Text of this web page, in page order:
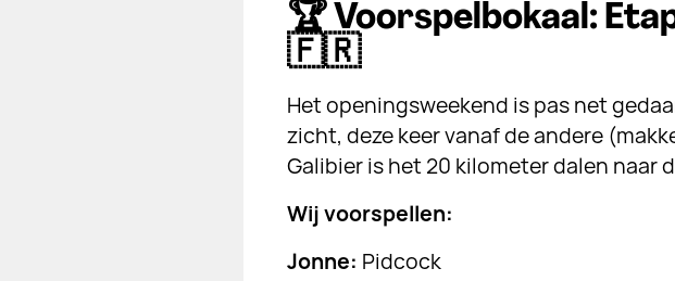
🏆 Voorspelbokaal:
🇫🇷
Het openingsweekend is pas net
zicht, deze keer vanaf de andere
Galibier is het 20 kilometer dalen naar
Wij voorspellen:
Jonne: Pidcock